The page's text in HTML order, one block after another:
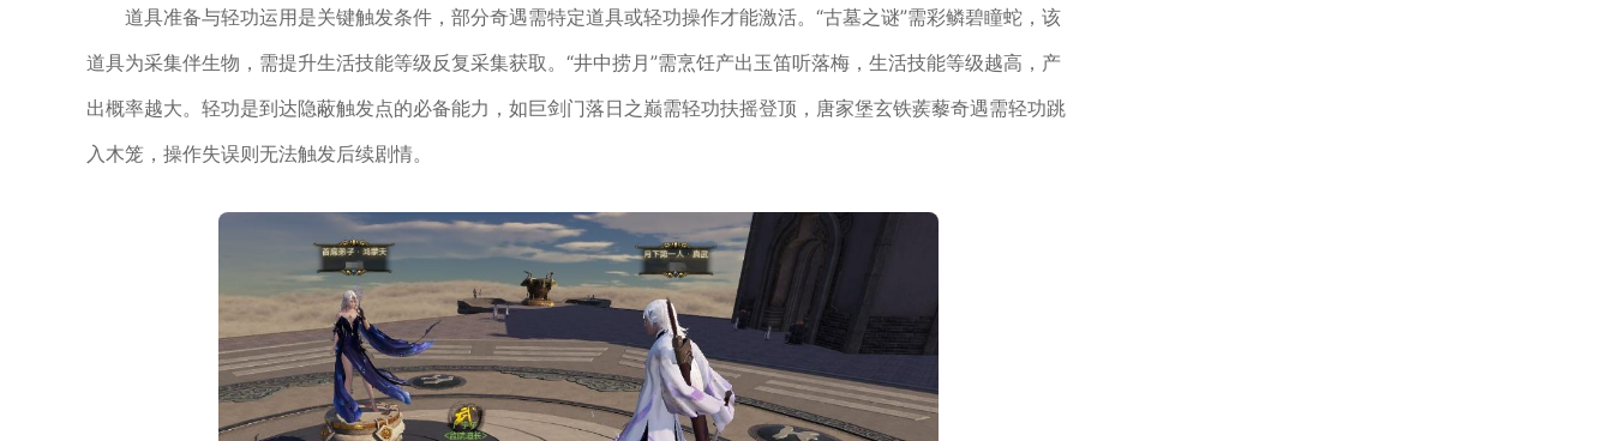
道具准备与轻功运用是关键触发条件，部分奇遇需特定道具或轻功操作才能激活。“古墓之谜”需彩鳞碧瞳蛇，该
道具为采集伴生物，需提升生活技能等级反复采集获取。“井中捞月”需烹饪产出玉笛听落梅，生活技能等级越高，产
出概率越大。轻功是到达隐蔽触发点的必备能力，如巨剑门落日之巅需轻功扶摇登顶，唐家堡玄铁蒺藜奇遇需轻功跳
入木笼，操作失误则无法触发后续剧情。